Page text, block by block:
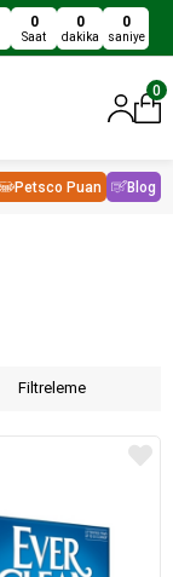
0
Saat
0
dakika
0
saniye
0
Petsco Puan Blog
Filtreleme